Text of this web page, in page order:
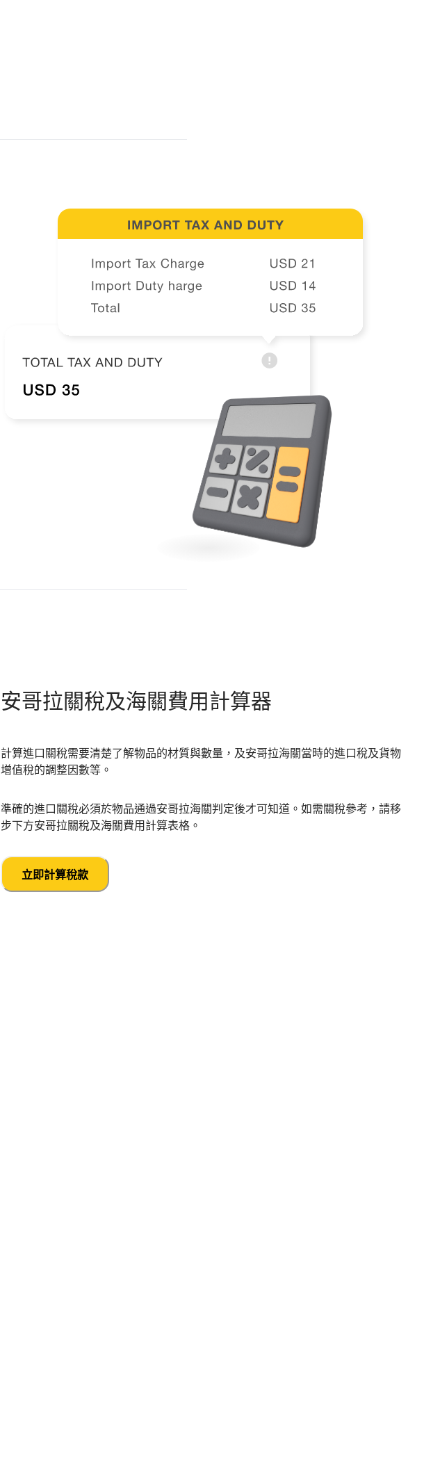
安哥拉關稅及海關費用計算器
計算進口關稅需要清楚了解物品的材質與數量，及安哥拉海關當時的進口稅及貨物
增值稅的調整因數等。
準確的進口關稅必須於物品通過安哥拉海關判定後才可知道。如需關稅參考，請移
步下方安哥拉關稅及海關費用計算表格。
立即計算稅款